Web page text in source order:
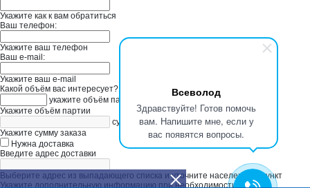
Всеволод
Здравствуйте! Готов помочь
вам. Напишите мне, если у
вас появятся вопросы.
Укажите как к вам обратиться
Ваш телефон:
Укажите ваш телефон
Ваш e-mail:
Укажите ваш e-mail
Какой объём вас интересует?
укажите объём партии
Укажите объём партии
сумма заказа в руб
Укажите сумму заказа
Нужна доставка
Введите адрес доставки
Выберите адрес из выпадающего списка и уточните населенный пункт
Укажите дополнительную информацию при необходимости